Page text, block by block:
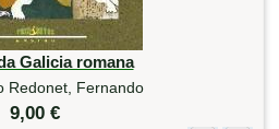
Galicia romana
Redonet, Fernando
9,00 €